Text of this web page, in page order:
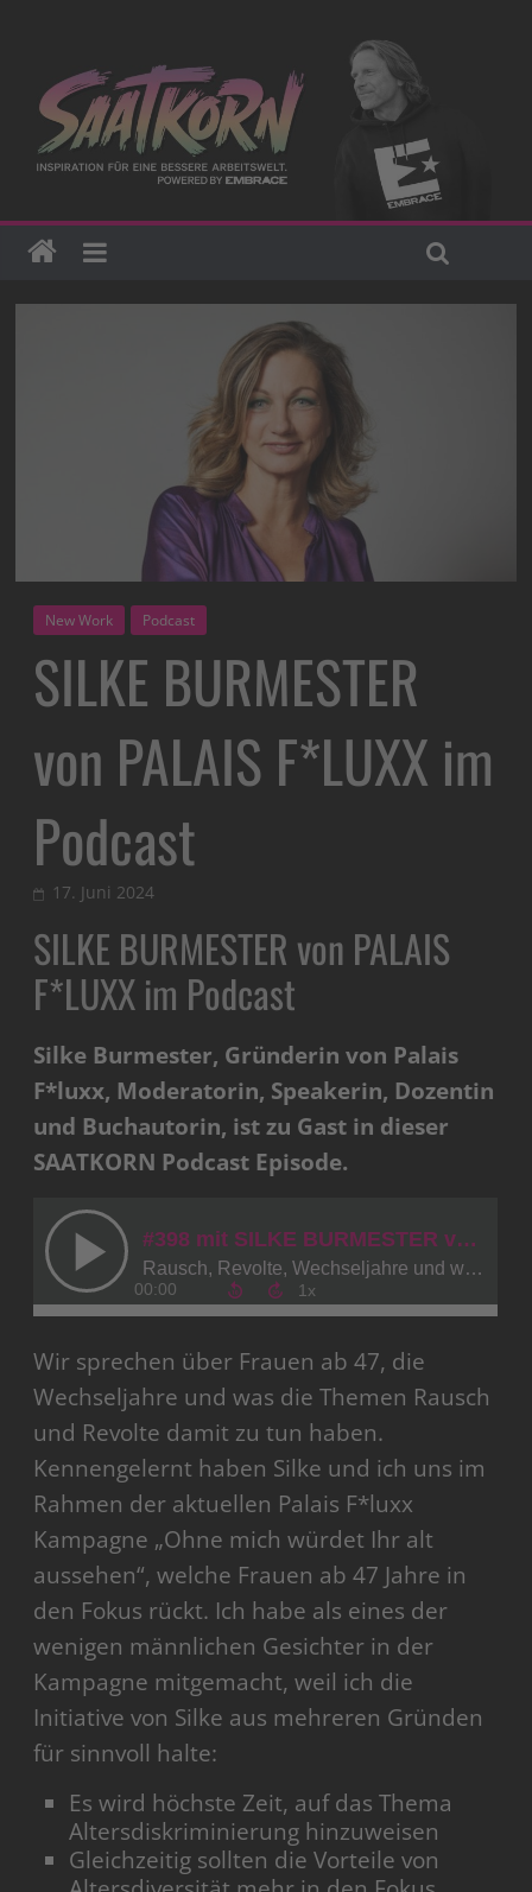
New Work Podcast
SILKE BURMESTER
von PALAIS F*LUXX im
Podcast
17. Juni 2024
SILKE BURMESTER von PALAIS
F*LUXX im Podcast
Silke Burmester, Gründerin von Palais
F*luxx, Moderatorin, Speakerin, Dozentin
und Buchautorin, ist zu Gast in dieser
SAATKORN Podcast Episode.
Wir sprechen über Frauen ab 47, die
Wechseljahre und was die Themen Rausch
und Revolte damit zu tun haben.
Kennengelernt haben Silke und ich uns im
Rahmen der aktuellen Palais F*luxx
Kampagne „Ohne mich würdet Ihr alt
aussehen“, welche Frauen ab 47 Jahre in
den Fokus rückt. Ich habe als eines der
wenigen männlichen Gesichter in der
Kampagne mitgemacht, weil ich die
Initiative von Silke aus mehreren Gründen
für sinnvoll halte:
Es wird höchste Zeit, auf das Thema
Altersdiskriminierung hinzuweisen
Gleichzeitig sollten die Vorteile von